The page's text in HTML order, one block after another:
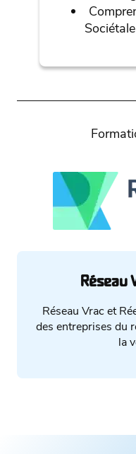
Réseau
Réseau Vrac et
des entreprises du
la